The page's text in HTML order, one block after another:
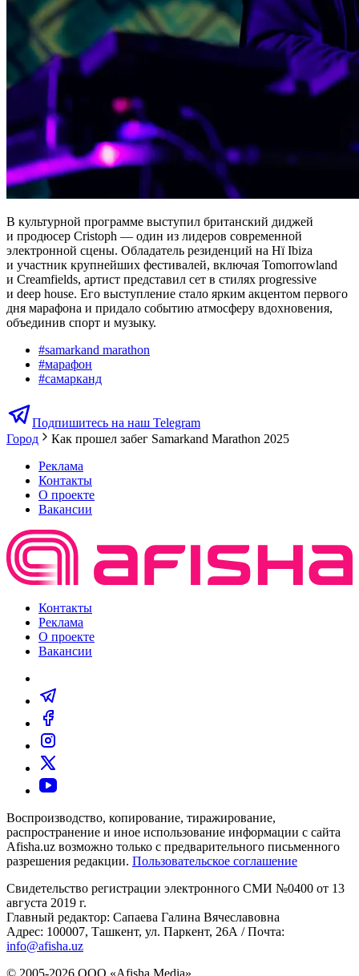
В культурной программе выступил британский диджей
и продюсер Cristoph — один из лидеров современной
электронной сцены. Обладатель резиденций на Hï Ibiza
и участник крупнейших фестивалей, включая Tomorrowland
и Creamfields, артист представил сет в стилях progressive
и deep house. Его выступление стало ярким акцентом первого
дня марафона и придало событию атмосферу вдохновения,
объединив спорт и музыку.
#samarkand marathon
#марафон
#самарканд
Подпишитесь на наш Telegram
Город
Как прошел забег Samarkand Marathon 2025
Реклама
Контакты
О проекте
Вакансии
Контакты
Реклама
О проекте
Вакансии
Воспроизводство, копирование, тиражирование,
распространение и иное использование информации с сайта
Afisha.uz возможно только с предварительного письменного
разрешения редакции. Пользовательское соглашение
Свидетельство регистрации электронного СМИ №0400 от 13
августа 2019 г.
Главный редактор: Сапаева Галина Вячеславовна
Адрес: 100007, Ташкент, ул. Паркент, 26А / Почта:
info@afisha.uz
© 2005-2026 ООО «Afisha Media».